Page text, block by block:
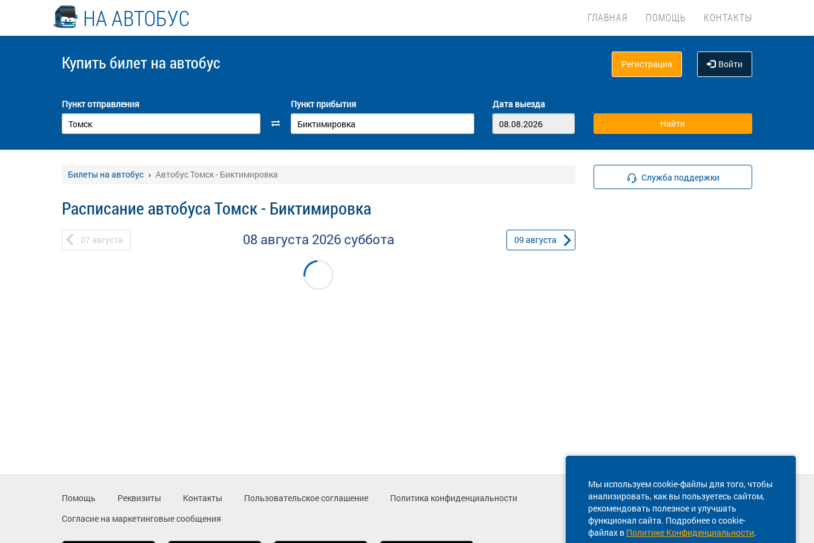
НА АВТОБУС ГЛАВНАЯ ПОМОЩЬ КОНТАКТЫ
Купить билет на автобус Регистрация Войти
Пункт отправления Пункт прибытия Дата выезда
Билеты на автобус Автобус Томск - Биктимировка
Расписание автобуса Томск - Биктимировка
07 августа 08 августа 2026 суббота 09 августа
Служба поддержки
Мы используем cookie-файлы для того, чтобы
анализировать, как вы пользуетесь сайтом,
рекомендовать полезное и улучшать
функционал сайта. Подробнее о cookie-
файлах в Политике Конфиденциальности.
Помощь Реквизиты Контакты Пользовательское соглашение
Политика конфиденциальности
Согласие на маркетинговые сообщения
Техническая поддержка сайта
8 800 600-03-38